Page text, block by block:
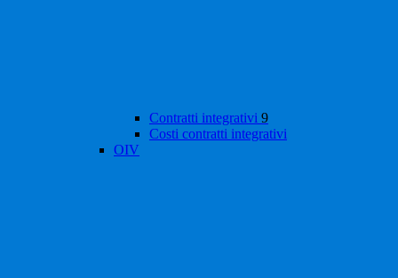
Contratti integrativi 9
Costi contratti integrativi
OIV